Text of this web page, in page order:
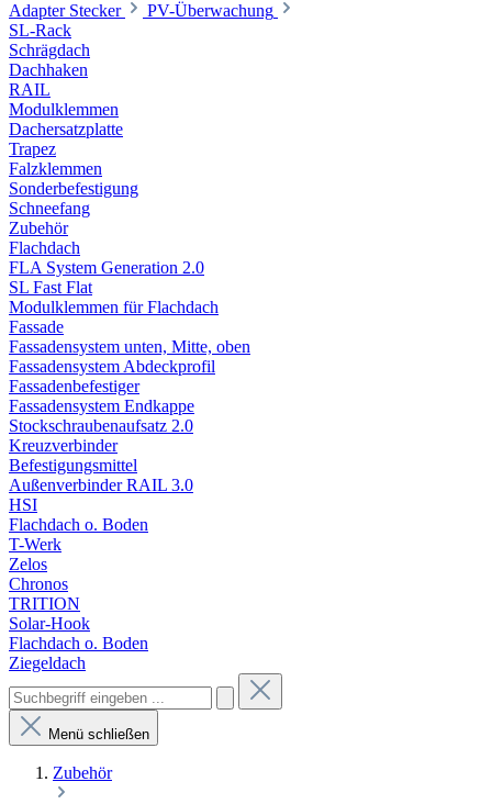
Adapter Stecker
PV-Überwachung
SL-Rack
Schrägdach
Dachhaken
RAIL
Modulklemmen
Dachersatzplatte
Trapez
Falzklemmen
Sonderbefestigung
Schneefang
Zubehör
Flachdach
FLA System Generation 2.0
SL Fast Flat
Modulklemmen für Flachdach
Fassade
Fassadensystem unten, Mitte, oben
Fassadensystem Abdeckprofil
Fassadenbefestiger
Fassadensystem Endkappe
Stockschrauben­aufsatz 2.0
Kreuzverbinder
Befestigungsmittel
Außenverbinder RAIL 3.0
HSI
Flachdach o. Boden
T-Werk
Zelos
Chronos
TRITION
Solar-Hook
Flachdach o. Boden
Ziegeldach
Menü schließen
Zubehör